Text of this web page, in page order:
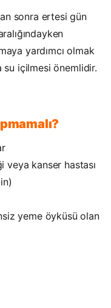
sonra ertesi gün
yardımcı olmak
içilmesi önemlidir.
kanser hastası
yeme öyküsü olan